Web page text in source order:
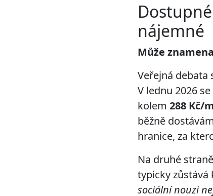
nájemné
Může
Veřejná debata
V lednu 2026
kolem 288 Kč/
běžně
hranice, za
Na druhé
typicky zůstává
sociální nouzi